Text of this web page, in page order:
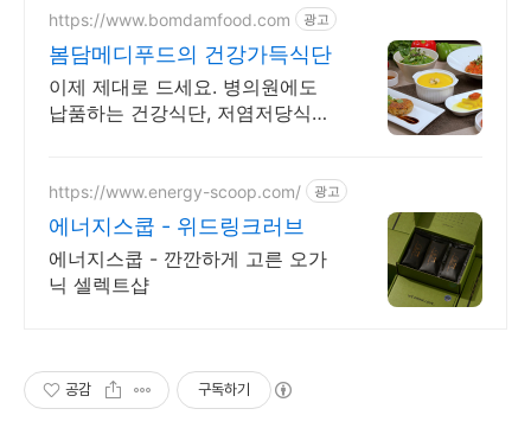
https://www.bomdamfood.com 광고
봄담메디푸드의 건강가득식단
이제 제대로 드세요. 병의원에도
납품하는 건강식단, 저염저당식단,
https://www.energy-scoop.com/ 광고
에너지스쿱 - 위드링크러브
에너지스쿱 - 깐깐하게 고른 오가
닉 셀렉트샵
공감 구독하기